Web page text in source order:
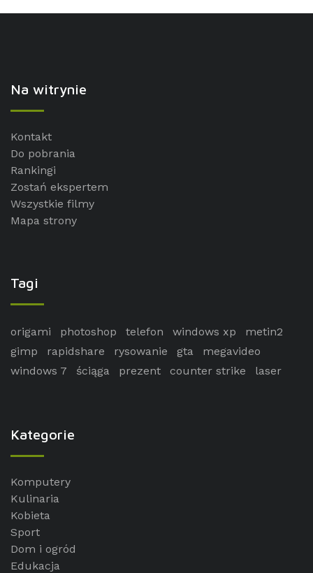
Na witrynie
Kontakt
Do pobrania
Rankingi
Zostań ekspertem
Wszystkie filmy
Mapa strony
Tagi
origami photoshop telefon windows xp
metin2
gimp
rapidshare rysowanie gta
megavideo
windows 7
ściąga prezent counter strike laser
Kategorie
Komputery
Kulinaria
Kobieta
Sport
Dom i ogród
Edukacja